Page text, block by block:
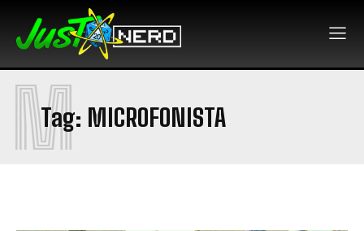
Tag: MICROFONISTA
M